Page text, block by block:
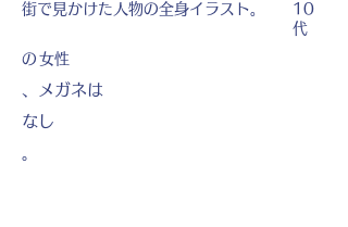
街で見かけた人物の全身イラスト。
10
代
の 女性
、メガネは
なし
。